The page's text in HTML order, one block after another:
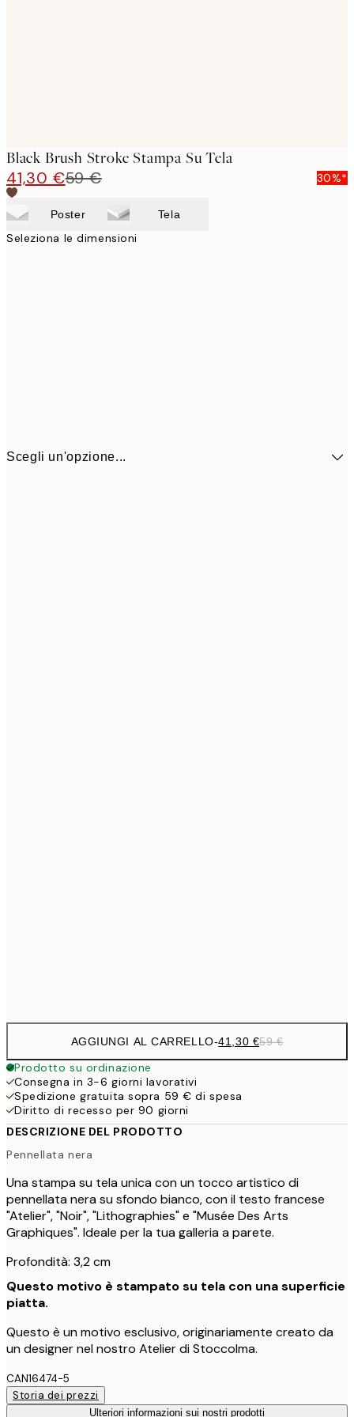
Black Brush Stroke Stampa Su Tela
41,30 €59 € 30%*
Poster Tela
Seleziona le dimensioni
Scegli un'opzione...
AGGIUNGI AL CARRELLO-41,30 €59 €
Prodotto su ordinazione
Consegna in 3-6 giorni lavorativi
Spedizione gratuita sopra 59 € di spesa
Diritto di recesso per 90 giorni
DESCRIZIONE DEL PRODOTTO
Pennellata nera
Una stampa su tela unica con un tocco artistico di
pennellata nera su sfondo bianco, con il testo francese
"Atelier", "Noir", "Lithographies" e "Musée Des Arts
Graphiques". Ideale per la tua galleria a parete.
Profondità: 3,2 cm
Questo motivo è stampato su tela con una superficie
piatta.
Questo è un motivo esclusivo, originariamente creato da
un designer nel nostro Atelier di Stoccolma.
CAN16474-5
Storia dei prezzi
Ulteriori informazioni sui nostri prodotti